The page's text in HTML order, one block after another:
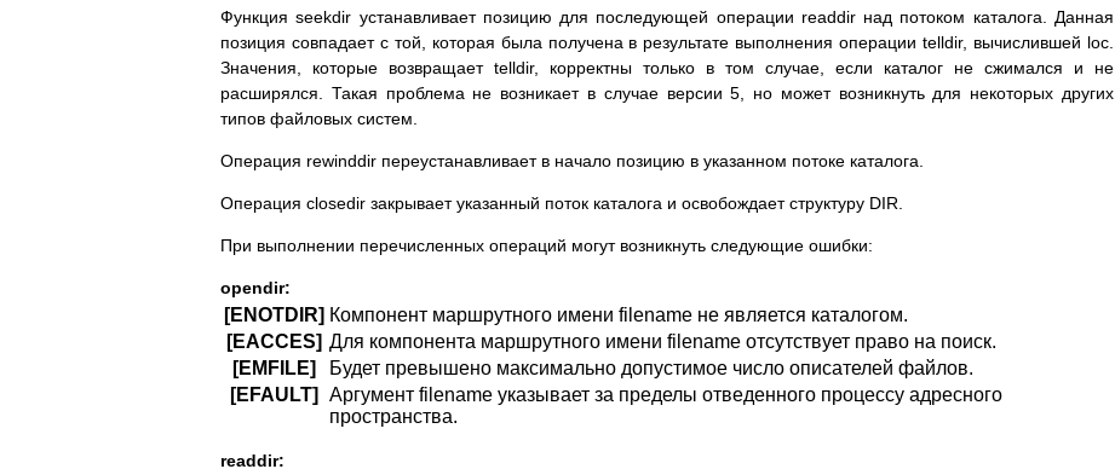
Функция seekdir устанавливает позицию для последующей операции readdir над потоком каталога. Данная
позиция совпадает с той, которая была получена в результате выполнения операции telldir, вычислившей loc.
Значения, которые возвращает telldir, корректны только в том случае, если каталог не сжимался и не
расширялся. Такая проблема не возникает в случае версии 5, но может возникнуть для некоторых других
типов файловых систем.
Операция rewinddir переустанавливает в начало позицию в указанном потоке каталога.
Операция closedir закрывает указанный поток каталога и освобождает структуру DIR.
При выполнении перечисленных операций могут возникнуть следующие ошибки:
opendir:
[ENOTDIR] Компонент маршрутного имени filename не является каталогом.
[EACCES] Для компонента маршрутного имени filename отсутствует право на поиск.
[EMFILE]
Будет превышено максимально допустимое число описателей файлов.
[EFAULT]
Аргумент filename указывает за пределы отведенного процессу адресного
пространства.
readdir: